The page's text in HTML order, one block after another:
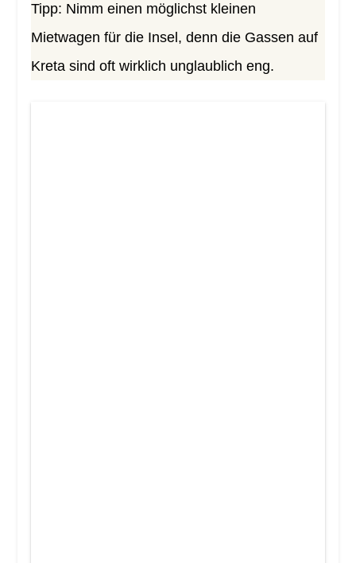
Tipp: Nimm einen möglichst kleinen
Mietwagen für die Insel, denn die Gassen auf
Kreta sind oft wirklich unglaublich eng.